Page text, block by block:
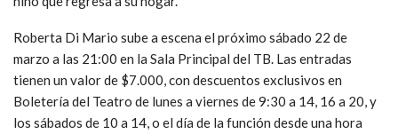
Roberta Di Mario sube a escena el próximo sábado 22 de
marzo a las 21:00 en la Sala Principal del TB. Las entradas
tienen un valor de $7.000, con descuentos exclusivos en
Boletería del Teatro de lunes a viernes de 9:30 a 14, 16 a 20, y
los sábados de 10 a 14, o el día de la función desde una hora